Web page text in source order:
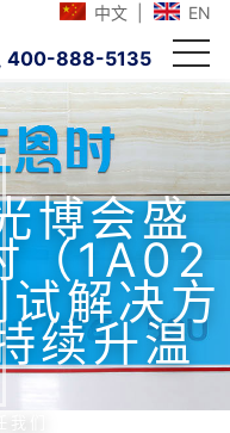
中文 EN
400-888-5135
博会盛
（1A02
解决方
续升温
我们